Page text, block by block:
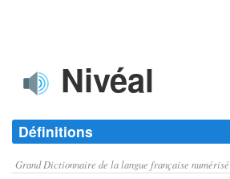
Nivéal
Définitions
Grand Dictionnaire de la langue française numérisé